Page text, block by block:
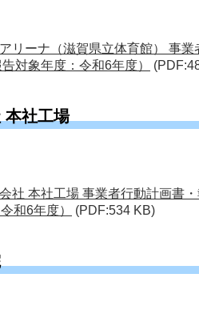
リーナ（滋賀県立体育館） 事
対象年度：令和6年度）
本社工場
社 本社工場 事業者行動計画書
和6年度）
(PDF:534 KB)